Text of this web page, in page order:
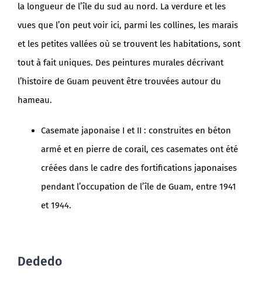
la longueur de l’île du sud au nord. La verdure et les
vues que l’on peut voir ici, parmi les collines, les marais
et les petites vallées où se trouvent les habitations, sont
tout à fait uniques. Des peintures murales décrivant
l’histoire de Guam peuvent être trouvées autour du
hameau.
Casemate japonaise I et II : construites en béton
armé et en pierre de corail, ces casemates ont été
créées dans le cadre des fortifications japonaises
pendant l’occupation de l’île de Guam, entre 1941
et 1944.
Dededo